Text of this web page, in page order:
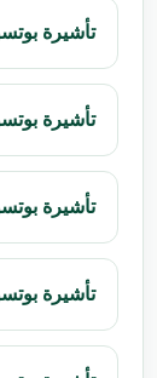
تأشيرة
تأشيرة
تأشيرة
تأشيرة